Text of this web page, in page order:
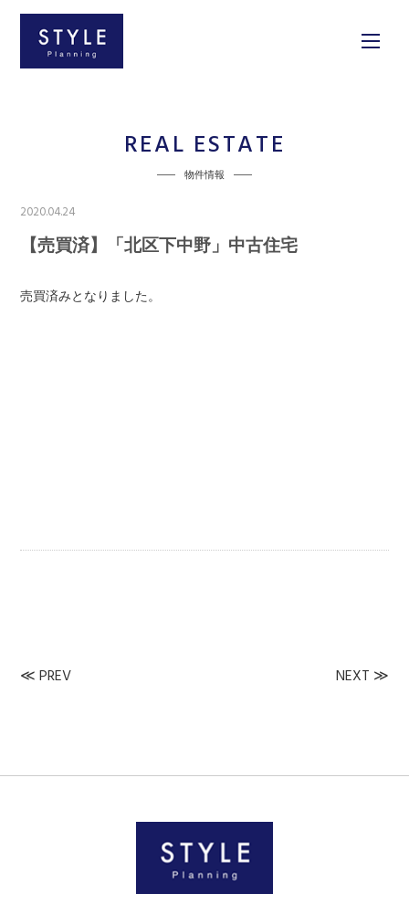
REAL ESTATE
物件情報
2020.04.24
【売買済】「北区下中野」中古住宅
売買済みとなりました。
≪PREV NEXT ≫